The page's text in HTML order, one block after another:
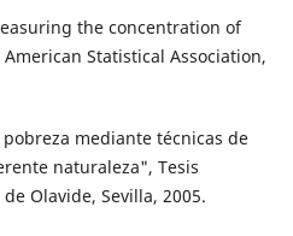
the concentration of
Statistical Association,
mediante técnicas de
naturaleza", Tesis
Olavide, Sevilla, 2005.